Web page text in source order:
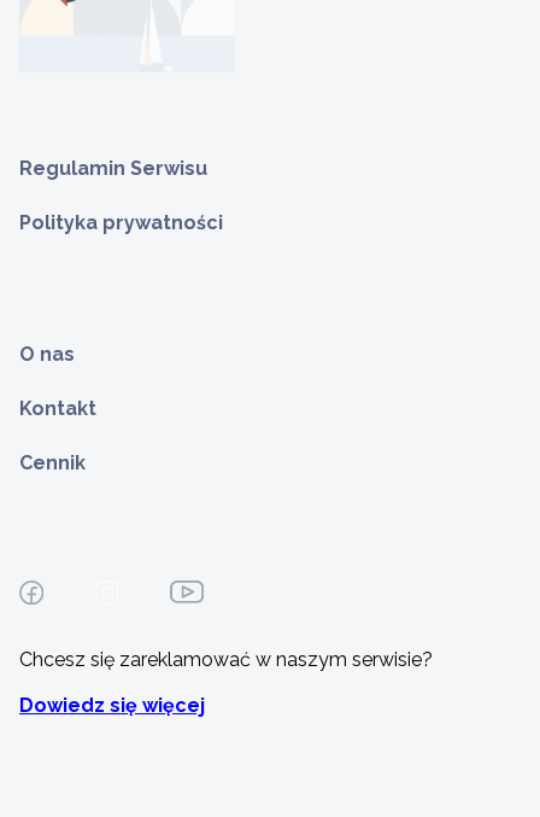
Regulamin Serwisu
Polityka prywatności
O nas
Kontakt
Cennik
Chcesz się zareklamować w naszym serwisie?
Dowiedz się więcej